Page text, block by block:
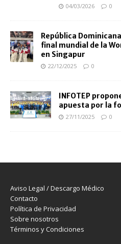
04/03/2026 0
República
final mundial de la
en Singapur
22/12/2025 0
INFOTEP
apuesta por la
27/11/2025 0
Aviso Legal / Descargo Médico
Contacto
Política de Privacidad
Sobre nosotros
Términos y Condiciones